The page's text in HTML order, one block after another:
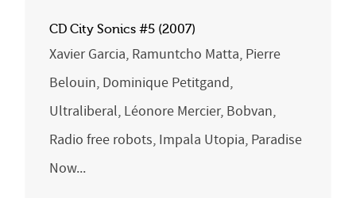
CD City Sonics #5 (2007)
Xavier Garcia, Ramuntcho Matta, Pierre
Belouin, Dominique Petitgand,
Ultraliberal, Léonore Mercier, Bobvan,
Radio free robots, Impala Utopia, Paradise
Now...